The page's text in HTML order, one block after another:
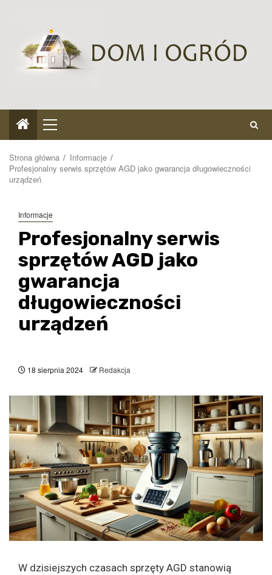
Menu
główne
Strona główna
Informacje
Profesjonalny serwis sprzętów AGD jako gwarancja długowieczności
urządzeń
Informacje
Profesjonalny serwis
sprzętów AGD jako
gwarancja
długowieczności
urządzeń
18 sierpnia 2024 Redakcja
W dzisiejszych czasach sprzęty AGD stanowią